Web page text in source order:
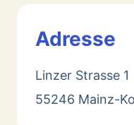
Adresse
Linzer Strasse 1
55246 Mainz-